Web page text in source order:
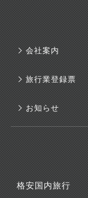
会社案内
旅行業登録票
お知らせ
格安国内旅行